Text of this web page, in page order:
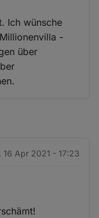
Ich wünsche
-
über
16 Apr 2021 - 17:23